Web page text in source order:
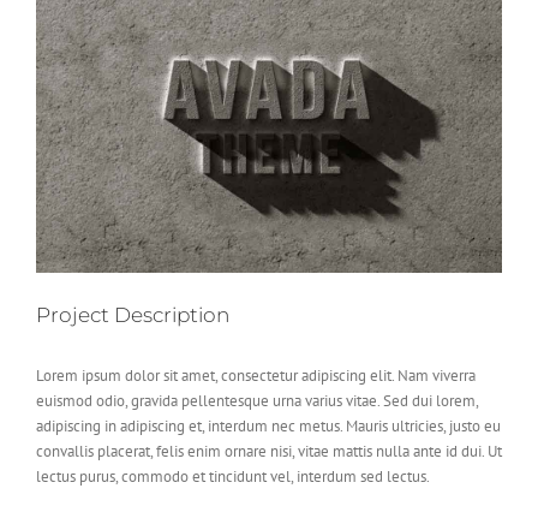
Larger
Image
Project Description
Lorem ipsum dolor sit amet, consectetur adipiscing elit. Nam viverra
euismod odio, gravida pellentesque urna varius vitae. Sed dui lorem,
adipiscing in adipiscing et, interdum nec metus. Mauris ultricies, justo eu
convallis placerat, felis enim ornare nisi, vitae mattis nulla ante id dui. Ut
lectus purus, commodo et tincidunt vel, interdum sed lectus.